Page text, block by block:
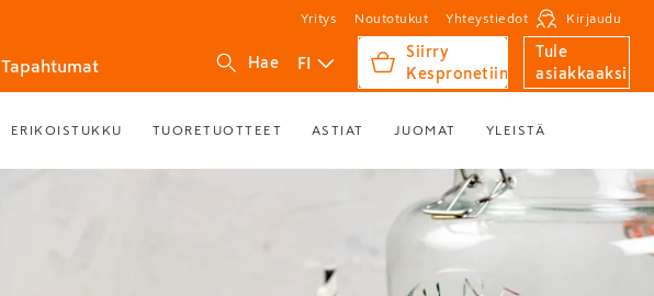
Yritys Noutotukut Yhteystiedot Kirjaudu
Tapahtumat Hae FI
Siirry
Kespronetiin
Tule
asiakkaaksi
ERIKOISTUKKU TUORETUOTTEET ASTIAT JUOMAT YLEISTÄ